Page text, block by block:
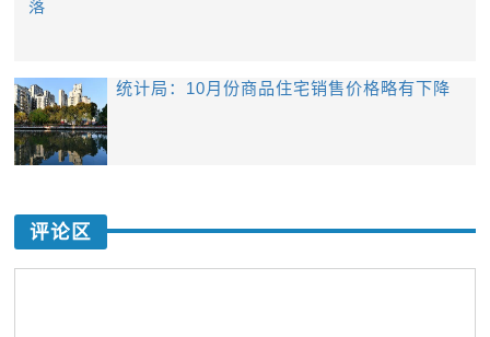
落
统计局：10月份商品住宅销售价格略有下降
评论区